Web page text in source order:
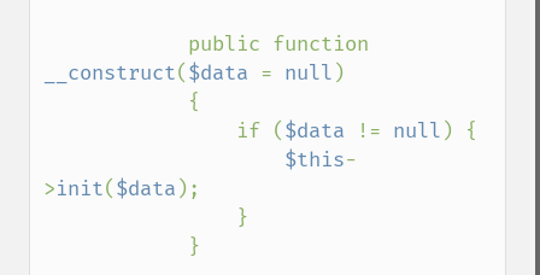
__construct($data = null )
                if (
$data != null ) {
$this-
>init($data );